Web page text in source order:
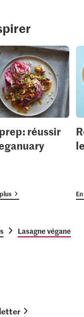
réussir
Lasagne végane